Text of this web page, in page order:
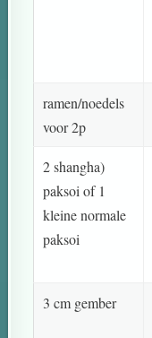
ramen/noedels
voor 2p
2 shangha)
paksoi of 1
kleine normale
paksoi
3 cm gember